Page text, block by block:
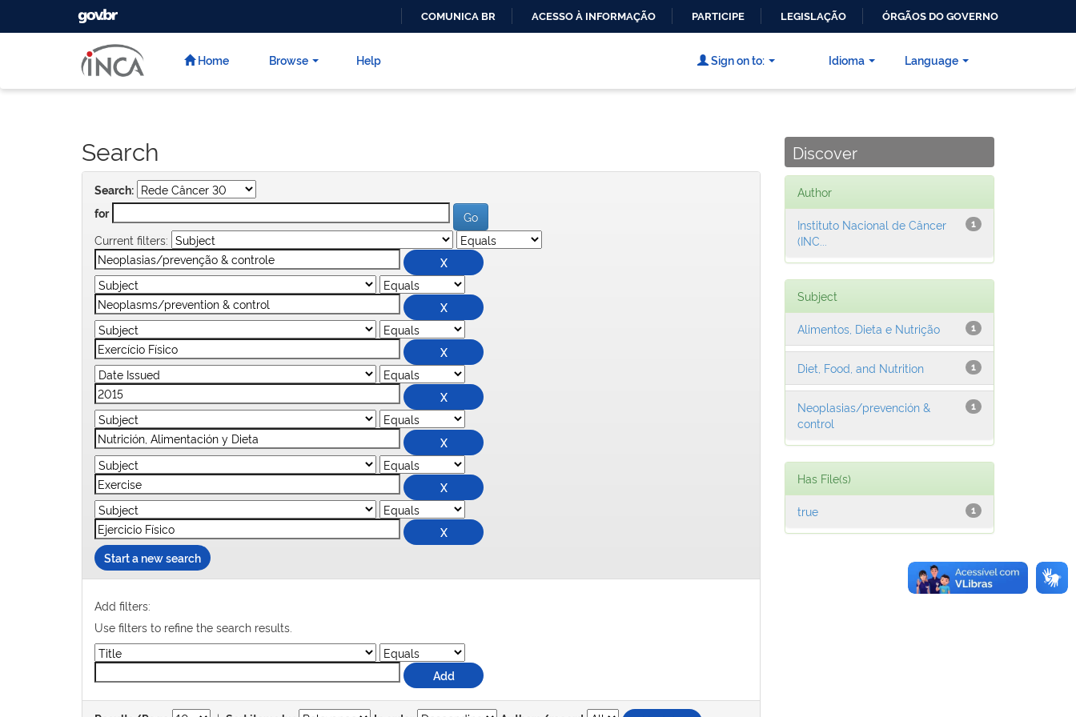
CONTEÚDO
GOVBR
COMUNICA BR ACESSO À INFORMAÇÃO PARTICIPE LEGISLAÇÃO ÓRGÃOS DO GOVERNO
Home Browse Help Language
Sign on to: Idioma
Search
Search:
for
Current filters:
Start a new search
Add filters:
Use filters to refine the search results.
Discover
Author
1
Instituto Nacional de Câncer
(INC...
Subject
1
Alimentos, Dieta e Nutrição
1
Diet, Food, and Nutrition
1
Neoplasias/prevención &
control
Has File(s)
1
true